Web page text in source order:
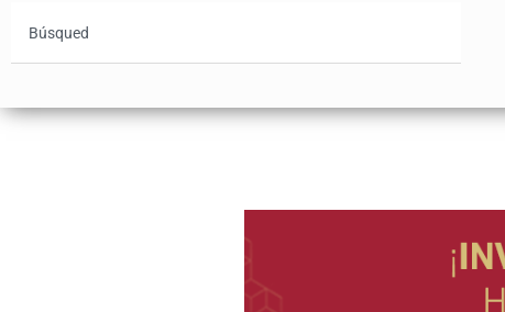
Email
Estoy de acuerdo con las condiciones y políticas de